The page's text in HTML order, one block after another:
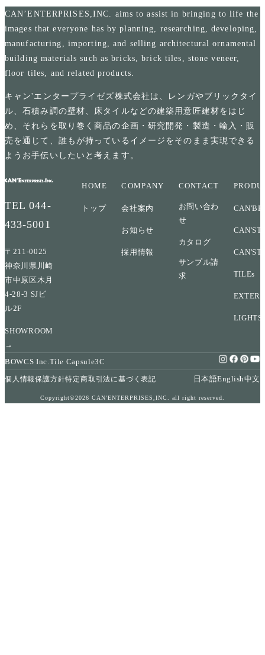
CAN’ENTERPRISES,INC. aims to assist in bringing to life the
images that everyone has by planning, researching, developing,
manufacturing, importing, and selling architectural ornamental
building materials such as bricks, brick tiles, stone veneer,
floor tiles, and related products.
キャン'エンタープライゼズ株式会社は、レンガやブリックタイ
ル、石積み調の壁材、床タイルなどの建築用意匠建材をはじ
め、それらを取り巻く商品の企画・研究開発・製造・輸入・販
売を通じて、誰もが持っているイメージをそのまま実現できる
ようお手伝いしたいと考えます。
TEL044-
433-5001
〒211-0025
神奈川県川崎
市中原区木月
4-28-3 SJビ
ル2F
SHOWROOM
→
HOME
トップ
COMPANY
会社案内
お知らせ
採用情報
CONTACT
お問い合わ
せ
カタログ
サンプル請
求
TILEs
LIGHTS
BOWCS Inc.Tile Capsule3C
個人情報保護方針特定商取引法に基づく表記 日本語English中文
Copyright©2026 CAN'ENTERPRISES,INC. all right reserved.